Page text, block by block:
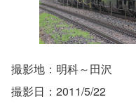
撮影地：明科～田沢
撮影日：2011/5/22